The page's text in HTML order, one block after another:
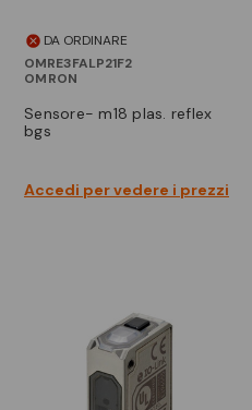
DA ORDINARE
OMRE3FALP21F2
OMRON
sensore- m18 plas. reflex
bgs
Accedi per vedere i prezzi